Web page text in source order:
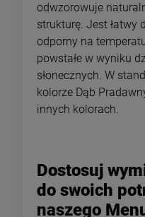
odwzorowuje
strukturę. Jest łatwy
odporny na
powstałe w wyniku
słonecznych. W
kolorze Dąb
innych kolorach.
Dostosuj
do swoich
naszego